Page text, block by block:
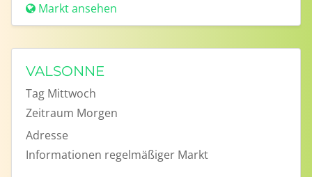
Markt ansehen
VALSONNE
Tag Mittwoch
Zeitraum Morgen
Adresse
Informationen regelmäßiger Markt